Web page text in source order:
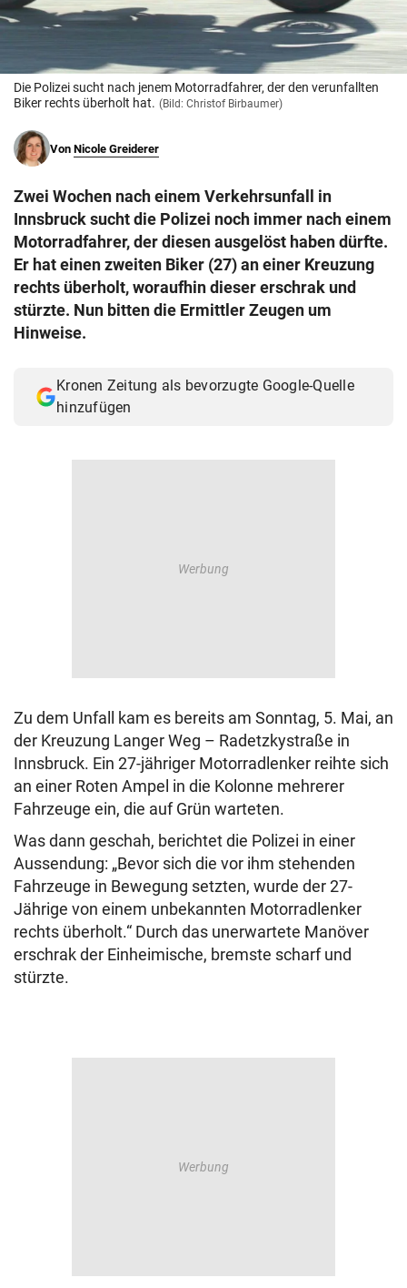
© Krone Multimedia GmbH & Co KG 2026
Die Polizei sucht nach jenem Motorradfahrer, der den verunfallten
Biker rechts überholt hat. (Bild: Christof Birbaumer)
Von Nicole Greiderer
Zwei Wochen nach einem Verkehrsunfall in
Innsbruck sucht die Polizei noch immer nach einem
Motorradfahrer, der diesen ausgelöst haben dürfte.
Er hat einen zweiten Biker (27) an einer Kreuzung
rechts überholt, woraufhin dieser erschrak und
stürzte. Nun bitten die Ermittler Zeugen um
Hinweise.
Kronen Zeitung als bevorzugte Google-Quelle
hinzufügen
Zu dem Unfall kam es bereits am Sonntag, 5. Mai, an
der Kreuzung Langer Weg – Radetzkystraße in
Innsbruck. Ein 27-jähriger Motorradlenker reihte sich
an einer Roten Ampel in die Kolonne mehrerer
Fahrzeuge ein, die auf Grün warteten.
Was dann geschah, berichtet die Polizei in einer
Aussendung: „Bevor sich die vor ihm stehenden
Fahrzeuge in Bewegung setzten, wurde der 27-
Jährige von einem unbekannten Motorradlenker
rechts überholt.“ Durch das unerwartete Manöver
erschrak der Einheimische, bremste scharf und
stürzte.